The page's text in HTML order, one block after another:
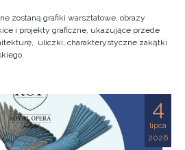
zostaną grafiki warsztatowe, obrazy
i projekty graficzne, ukazujące przede
uliczki, charakterystyczne zakątki
4
lipca
2026